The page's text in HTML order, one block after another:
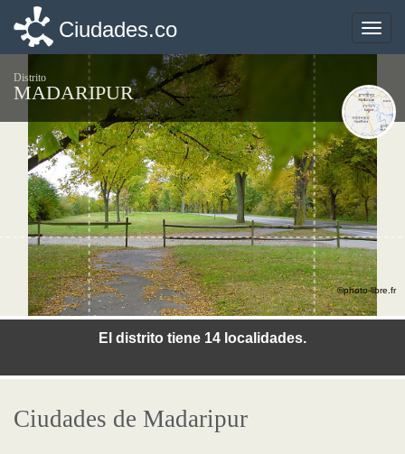
Toggle
Ciudades.co
Distrito
MADARIPUR
El distrito tiene 14 localidades.
©photo-libre.fr
Ciudades de Madaripur
Toggle
Ciudades.co